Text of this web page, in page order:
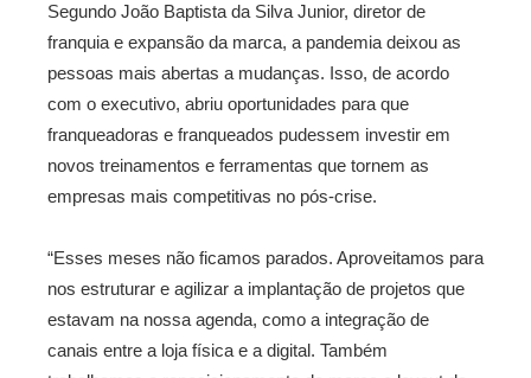
Segundo João Baptista da Silva Junior, diretor de
franquia e expansão da marca, a pandemia deixou as
pessoas mais abertas a mudanças. Isso, de acordo
com o executivo, abriu oportunidades para que
franqueadoras e franqueados pudessem investir em
novos treinamentos e ferramentas que tornem as
empresas mais competitivas no pós-crise.
“Esses meses não ficamos parados. Aproveitamos para
nos estruturar e agilizar a implantação de projetos que
estavam na nossa agenda, como a integração de
canais entre a loja física e a digital. Também